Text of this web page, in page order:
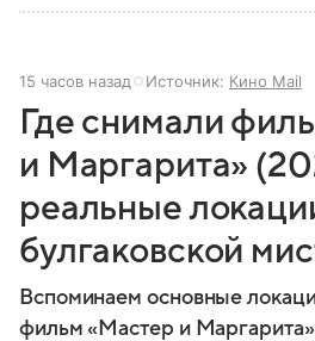
15 часов назад Источник: Кино Mail
Где снимали
и Маргарита»
реальные
булгаковской
Вспоминаем основные
фильм «Мастер и